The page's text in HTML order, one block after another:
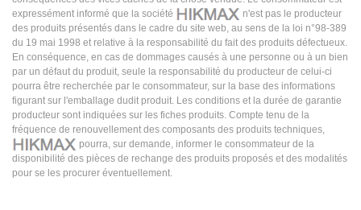
expressément informé que la société
n'est pas le producteur
des produits présentés dans le cadre du site web, au sens de la loi n°98-389
du 19 mai 1998 et relative à la responsabilité du fait des produits défectueux.
En conséquence, en cas de dommages causés à une personne ou à un bien
par un défaut du produit, seule la responsabilité du producteur de celui-ci
pourra être recherchée par le consommateur, sur la base des informations
figurant sur l'emballage dudit produit. Les conditions et la durée de garantie
producteur sont indiquées sur les fiches produits. Compte tenu de la
fréquence de renouvellement des composants des produits techniques,
pourra, sur demande, informer le consommateur de la
disponibilité des pièces de rechange des produits proposés et des modalités
pour se les procurer éventuellement.